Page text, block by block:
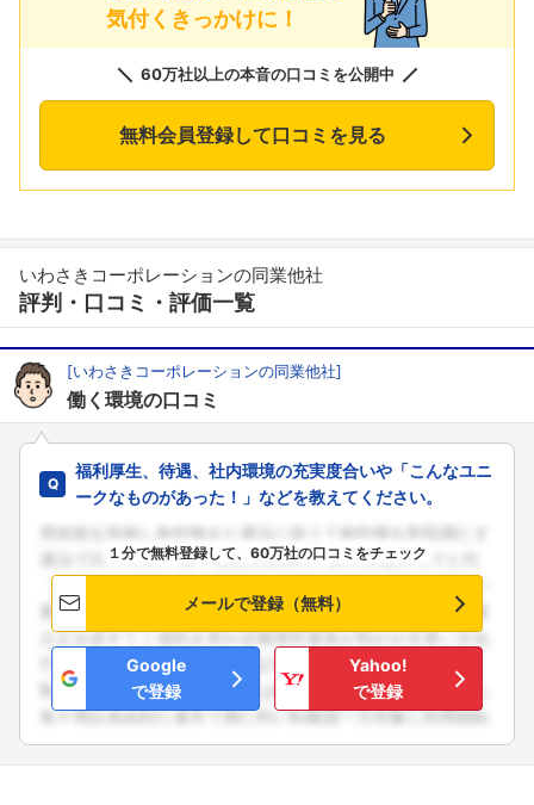
気付くきっかけに！
60万社以上の本音の口コミを公開中
無料会員登録して口コミを見る
いわさきコーポレーションの同業他社
評判・口コミ・評価一覧
[いわさきコーポレーションの同業他社]
働く環境の口コミ
福利厚生、待遇、社内環境の充実度合いや「こんなユニ
ークなものがあった！」などを教えてください。
１分で無料登録して、60万社の口コミをチェック
メールで登録（無料）
Google
で登録
Yahoo!
で登録